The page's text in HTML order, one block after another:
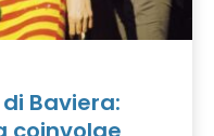
Baviera: